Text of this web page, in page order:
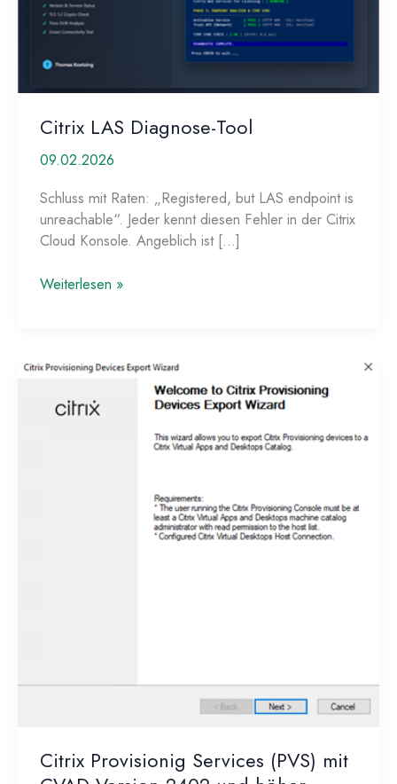
Citrix LAS Diagnose-Tool
09.02.2026
Schluss mit Raten: „Registered, but LAS endpoint is
unreachable“. Jeder kennt diesen Fehler in der Citrix
Cloud Konsole. Angeblich ist […]
Citrix
Weiterlesen »
Citrix Provisionig Services (PVS) mit